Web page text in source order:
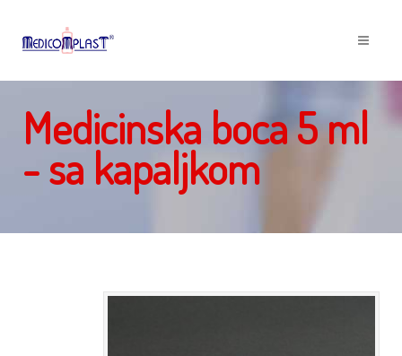
Medicinska boca 5 ml
- sa kapaljkom